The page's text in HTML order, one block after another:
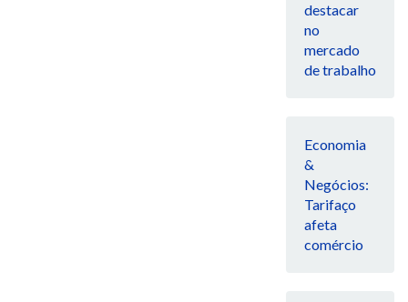
destacar
no
mercado
de trabalho
Economia
&
Negócios:
Tarifaço
afeta
comércio